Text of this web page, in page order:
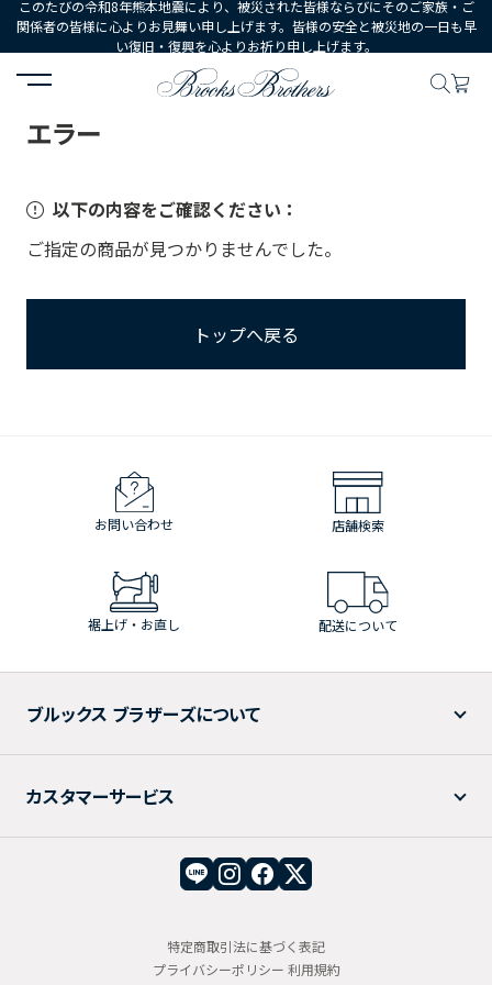
このたびの令和8年熊本地震により、被災された皆様ならびにそのご家族・ご
関係者の皆様に心よりお見舞い申し上げます。皆様の安全と被災地の一日も早
い復旧・復興を心よりお祈り申し上げます。
HOME
エラー
以下の内容をご確認ください：
ご指定の商品が見つかりませんでした。
トップへ戻る
お問い合わせ 店舗検索
裾上げ・お直し 配送について
ブルックス ブラザーズについて
カスタマーサービス
特定商取引法に基づく表記
プライバシーポリシー 利用規約